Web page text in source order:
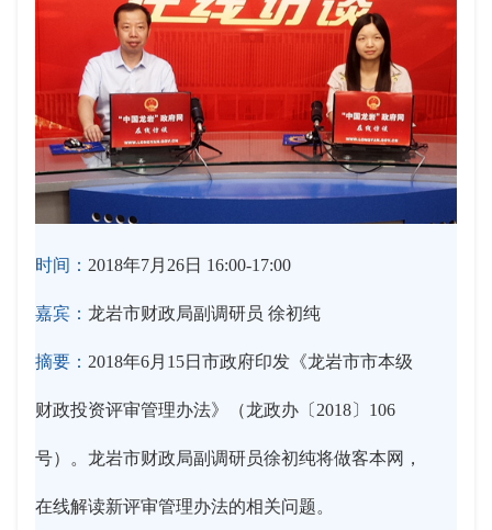
时间： 2018年7月26日 16:00-17:00
嘉宾： 龙岩市财政局副调研员 徐初纯
摘要： 2018年6月15日市政府印发《龙岩市市本级
财政投资评审管理办法》（龙政办〔2018〕106
号）。龙岩市财政局副调研员徐初纯将做客本网，
在线解读新评审管理办法的相关问题。